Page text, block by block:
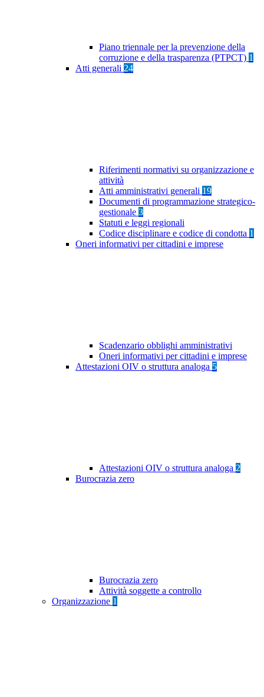
Piano triennale per la prevenzione della
corruzione e della trasparenza (PTPCT) 1
Atti generali 24
Riferimenti normativi su organizzazione e
attività
Atti amministrativi generali 19
Documenti di programmazione strategico-
gestionale 3
Statuti e leggi regionali
Codice disciplinare e codice di condotta 1
Oneri informativi per cittadini e imprese
Scadenzario obblighi amministrativi
Oneri informativi per cittadini e imprese
Attestazioni OIV o struttura analoga 5
Attestazioni OIV o struttura analoga 2
Burocrazia zero
Burocrazia zero
Attività soggette a controllo
Organizzazione 1